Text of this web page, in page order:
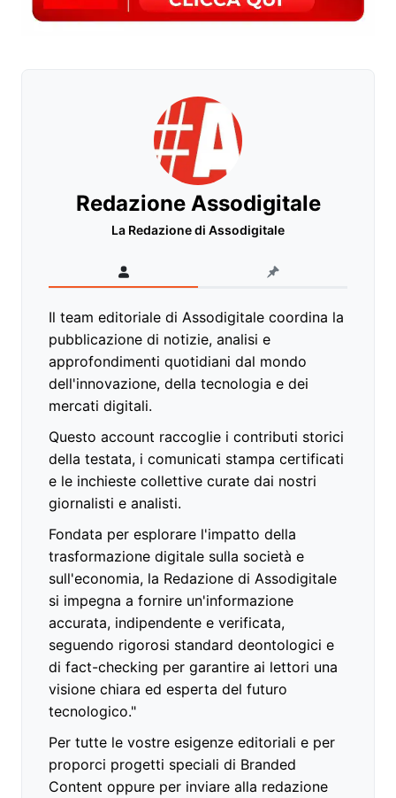
Redazione Assodigitale
La Redazione di Assodigitale
Il team editoriale di Assodigitale coordina la
pubblicazione di notizie, analisi e
approfondimenti quotidiani dal mondo
dell'innovazione, della tecnologia e dei
mercati digitali.
Questo account raccoglie i contributi storici
della testata, i comunicati stampa certificati
e le inchieste collettive curate dai nostri
giornalisti e analisti.
Fondata per esplorare l'impatto della
trasformazione digitale sulla società e
sull'economia, la Redazione di Assodigitale
si impegna a fornire un'informazione
accurata, indipendente e verificata,
seguendo rigorosi standard deontologici e
di fact-checking per garantire ai lettori una
visione chiara ed esperta del futuro
tecnologico."
Per tutte le vostre esigenze editoriali e per
proporci progetti speciali di Branded
Content oppure per inviare alla redazione